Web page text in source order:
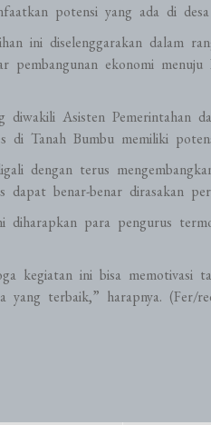
potensi yang ada di desa
ini diselenggarakan dalam
ekonomi
diwakili Asisten Pemerintahan
di Tanah Bumbu memiliki
dengan terus
dapat benar-benar dirasakan
para pengurus
kegiatan ini bisa memotivasi
terbaik,” harapnya. (Fer/